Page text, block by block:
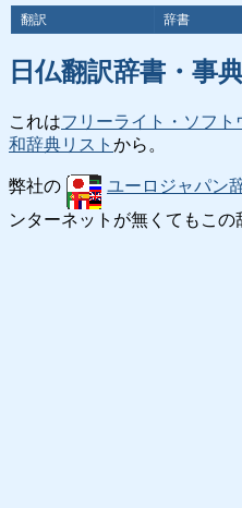
翻訳 辞書
日仏翻訳辞書・事
これはフリーライト・ソフト
和辞典リスト から。
弊社の ユーロジャパン
ンターネットが無くてもこの